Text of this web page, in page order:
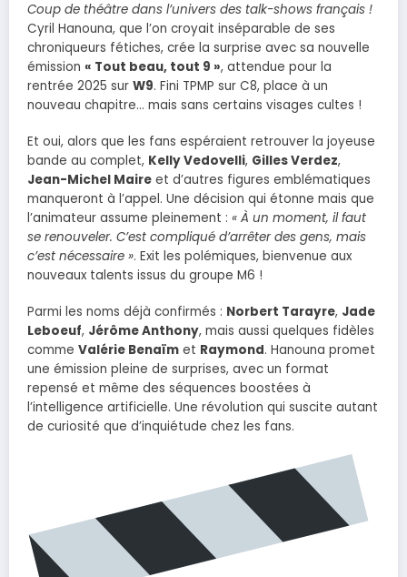
Coup de théâtre dans l’univers des talk-shows français !
Cyril Hanouna, que l’on croyait inséparable de ses
chroniqueurs fétiches, crée la surprise avec sa nouvelle
émission « Tout beau, tout 9 », attendue pour la
rentrée 2025 sur W9. Fini TPMP sur C8, place à un
nouveau chapitre… mais sans certains visages cultes !
Et oui, alors que les fans espéraient retrouver la joyeuse
bande au complet, Kelly Vedovelli, Gilles Verdez,
Jean-Michel Maire et d’autres figures emblématiques
manqueront à l’appel. Une décision qui étonne mais que
l’animateur assume pleinement : « À un moment, il faut
se renouveler. C’est compliqué d’arrêter des gens, mais
c’est nécessaire ». Exit les polémiques, bienvenue aux
nouveaux talents issus du groupe M6 !
Parmi les noms déjà confirmés : Norbert Tarayre, Jade
Leboeuf, Jérôme Anthony, mais aussi quelques fidèles
comme Valérie Benaïm et Raymond. Hanouna promet
une émission pleine de surprises, avec un format
repensé et même des séquences boostées à
l’intelligence artificielle. Une révolution qui suscite autant
de curiosité que d’inquiétude chez les fans.